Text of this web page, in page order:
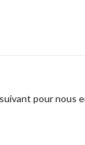
pour nous